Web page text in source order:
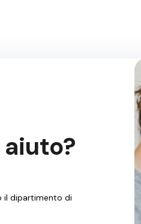
il dipartimento di